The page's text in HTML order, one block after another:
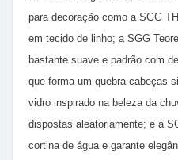
para decoração como a SGG
em tecido de linho; a SGG
bastante suave e padrão com
que forma um quebra-cabeças
vidro inspirado na beleza da
dispostas aleatoriamente; e a
cortina de água e garante